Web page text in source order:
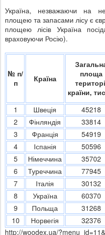
Україна, незважаючи на
площею та запасами лісу є
площею лісів Україна
враховуючи Росію).
№ п/
п
Країна
площа
країни,
1 Швеція 45218
2
Фінляндія 33814
3
Франція 54919
4
Іспанія 50596
5
Німеччина 35702
6
Туреччина 77945
7
Італія 30132
8
Україна 60370
9
Польща 31268
10
Норвегія 32376
http://woodex.ua/